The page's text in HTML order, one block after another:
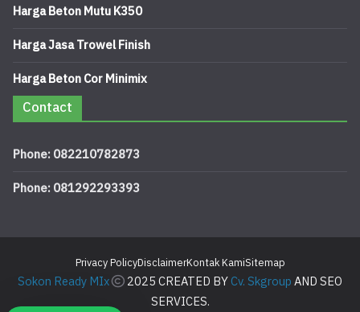
Harga Beton Mutu K350
Harga Jasa Trowel Finish
Harga Beton Cor Minimix
Contact
Phone: 082210782873
Phone: 081292293393
Privacy PolicyDisclaimerKontak KamiSitemap
Sokon Ready MIx 2025 CREATED BYCv. SkgroupAND SEO
SERVICES.